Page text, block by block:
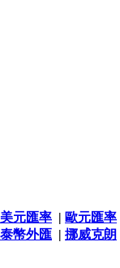
美元匯率 | 歐元匯率
泰幣外匯 | 挪威克朗